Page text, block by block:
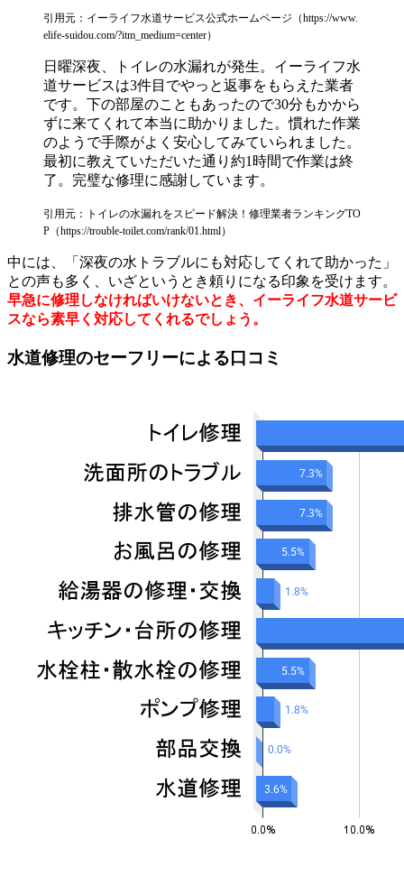
引用元：イーライフ水道サービス公式ホームページ（https://www.
elife-suidou.com/?itm_medium=center）
日曜深夜、トイレの水漏れが発生。イーライフ水
道サービスは3件目でやっと返事をもらえた業者
です。下の部屋のこともあったので30分もかから
ずに来てくれて本当に助かりました。慣れた作業
のようで手際がよく安心してみていられました。
最初に教えていただいた通り約1時間で作業は終
了。完璧な修理に感謝しています。
引用元：トイレの水漏れをスピード解決！修理業者ランキングTO
P（https://trouble-toilet.com/rank/01.html）
中には、「深夜の水トラブルにも対応してくれて助かった」
との声も多く、いざというとき頼りになる印象を受けます。
早急に修理しなければいけないとき、イーライフ水道サービ
スなら素早く対応してくれるでしょう。
水道修理のセーフリーによる口コミ